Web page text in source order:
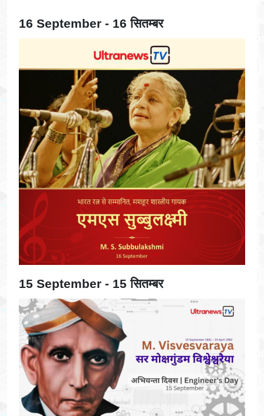
16 September - 16 सितम्बर
15 September - 15 सितम्बर